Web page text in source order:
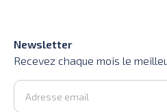
Newsletter
Recevez chaque mois le